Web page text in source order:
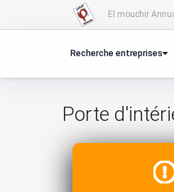
El mouchir
Recherche entreprises
Porte